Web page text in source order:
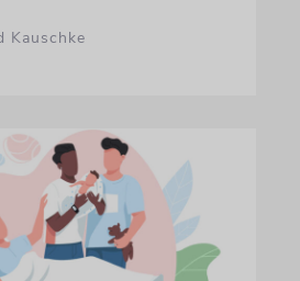
Kauschke